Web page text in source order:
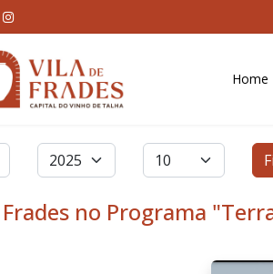
Home
Ano Qtd. a exibir
no Programa